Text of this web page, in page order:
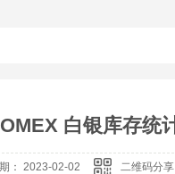
白银库存统
： 2023-02-02 二维码分享